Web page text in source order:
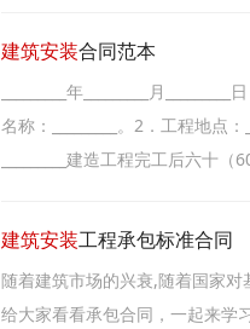
建筑安装合同范本
_________年_________月
名称：_________。2．工程地点
_________建造工程完工后六十
建筑安装工程承包标准合同
随着建筑市场的兴衰,随着国家
给大家看看承包合同，一起来学